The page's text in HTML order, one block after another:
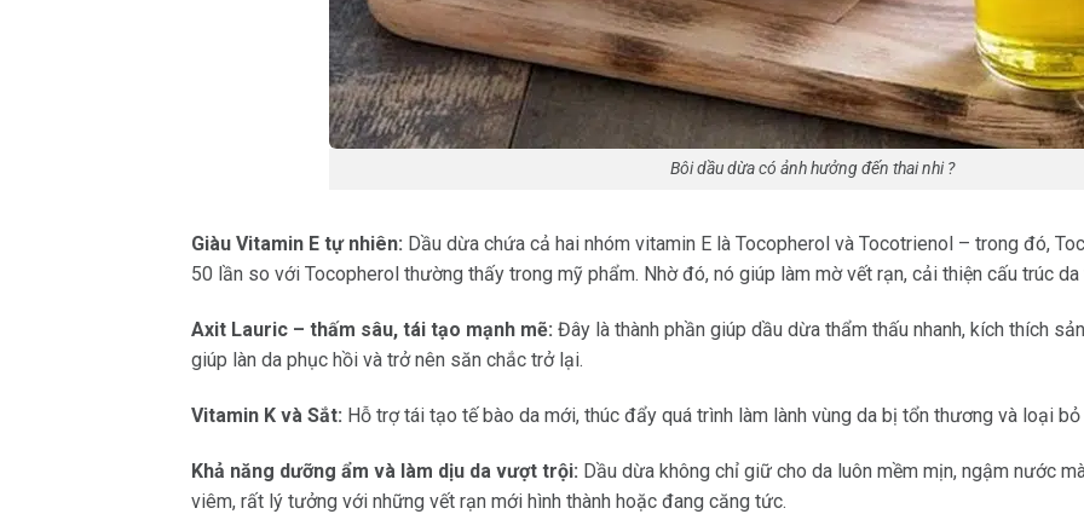
Bôi dầu dừa có ảnh hưởng đến thai nhi ?
Giàu Vitamin E tự nhiên: Dầu dừa chứa cả hai nhóm vitamin E là Tocopherol và Tocotrienol – trong đó,
50 lần so với Tocopherol thường thấy trong mỹ phẩm. Nhờ đó, nó giúp làm mờ vết rạn, cải thiện cấu trúc da
Axit Lauric – thấm sâu, tái tạo mạnh mẽ: Đây là thành phần giúp dầu dừa thẩm thấu nhanh, kích thích
giúp làn da phục hồi và trở nên săn chắc trở lại.
Vitamin K và Sắt: Hỗ trợ tái tạo tế bào da mới, thúc đẩy quá trình làm lành vùng da bị tổn thương và loại
Khả năng dưỡng ẩm và làm dịu da vượt trội: Dầu dừa không chỉ giữ cho da luôn mềm mịn, ngậm nước
viêm, rất lý tưởng với những vết rạn mới hình thành hoặc đang căng tức.